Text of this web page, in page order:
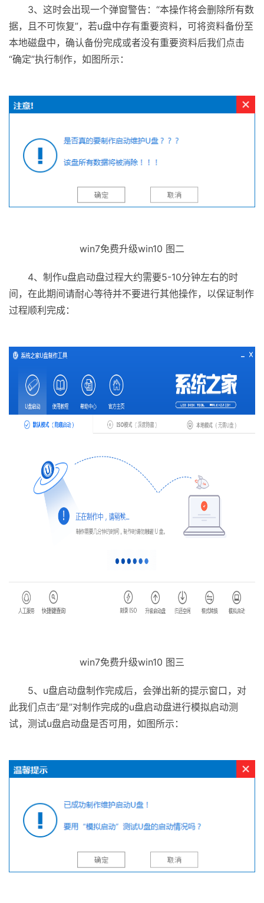
3、这时会出现一个弹窗警告：“本操作将会删除所有数
据，且不可恢复”，若u盘中存有重要资料，可将资料备份至
本地磁盘中，确认备份完成或者没有重要资料后我们点击
“确定”执行制作，如图所示：
win7免费升级win10 图二
4、制作u盘启动盘过程大约需要5-10分钟左右的时
间，在此期间请耐心等待并不要进行其他操作，以保证制作
过程顺利完成：
win7免费升级win10 图三
5、u盘启动盘制作完成后，会弹出新的提示窗口，对
此我们点击“是”对制作完成的u盘启动盘进行模拟启动测
试，测试u盘启动盘是否可用，如图所示：